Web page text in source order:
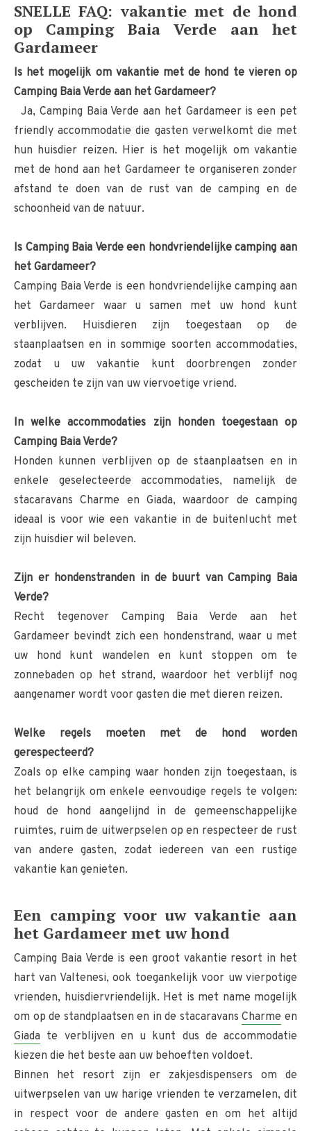
SNELLE FAQ: vakantie met de hond
op Camping Baia Verde aan het
Gardameer
Is het mogelijk om vakantie met de hond te vieren op
Camping Baia Verde aan het Gardameer?
Ja, Camping Baia Verde aan het Gardameer is een pet
friendly accommodatie die gasten verwelkomt die met
hun huisdier reizen. Hier is het mogelijk om vakantie
met de hond aan het Gardameer te organiseren zonder
afstand te doen van de rust van de camping en de
schoonheid van de natuur.
Is Camping Baia Verde een hondvriendelijke camping aan
het Gardameer?
Camping Baia Verde is een hondvriendelijke camping aan
het Gardameer waar u samen met uw hond kunt
verblijven. Huisdieren zijn toegestaan op de
staanplaatsen en in sommige soorten accommodaties,
zodat u uw vakantie kunt doorbrengen zonder
gescheiden te zijn van uw viervoetige vriend.
In welke accommodaties zijn honden toegestaan op
Camping Baia Verde?
Honden kunnen verblijven op de staanplaatsen en in
enkele geselecteerde accommodaties, namelijk de
stacaravans Charme en Giada, waardoor de camping
ideaal is voor wie een vakantie in de buitenlucht met
zijn huisdier wil beleven.
Zijn er hondenstranden in de buurt van Camping Baia
Verde?
Recht tegenover Camping Baia Verde aan het
Gardameer bevindt zich een hondenstrand, waar u met
uw hond kunt wandelen en kunt stoppen om te
zonnebaden op het strand, waardoor het verblijf nog
aangenamer wordt voor gasten die met dieren reizen.
Welke regels moeten met de hond worden
gerespecteerd?
Zoals op elke camping waar honden zijn toegestaan, is
het belangrijk om enkele eenvoudige regels te volgen:
houd de hond aangelijnd in de gemeenschappelijke
ruimtes, ruim de uitwerpselen op en respecteer de rust
van andere gasten, zodat iedereen van een rustige
vakantie kan genieten.
Een camping voor uw vakantie aan
het Gardameer met uw hond
Camping Baia Verde is een groot vakantie resort in het
hart van Valtenesi, ook toegankelijk voor uw vierpotige
vrienden, huisdiervriendelijk. Het is met name mogelijk
om op de standplaatsen en in de stacaravansCharme en
Giada te verblijven en u kunt dus de accommodatie
kiezen die het beste aan uw behoeften voldoet.
Binnen het resort zijn er zakjesdispensers om de
uitwerpselen van uw harige vrienden te verzamelen, dit
in respect voor de andere gasten en om het altijd